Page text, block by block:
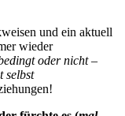
und ein aktuell
wieder
oder nicht –
selbst